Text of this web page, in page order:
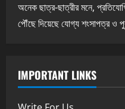
অনেক ছাত্র-ছাত্রীর মনে,
পৌঁছে দিয়েছে যোগ্য শংসাপত্র ও
IMPORTANT LINKS